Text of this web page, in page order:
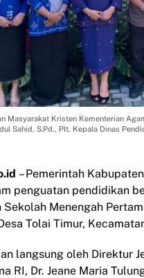
Masyarakat Kristen Kementerian
Sahid, S.Pd., Plt, Kepala Dinas
– Pemerintah
penguatan pendidikan
Menengah
Tolai Timur,
langsung oleh Direktur
RI, Dr. Jeane Maria